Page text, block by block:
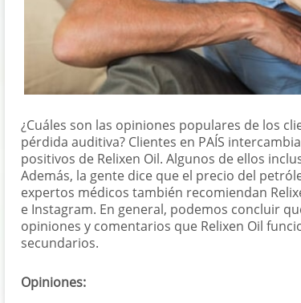
¿Cuáles son las opiniones populares de los
pérdida auditiva? Clientes en PAÍS
positivos de Relixen Oil. Algunos de ellos
Además, la gente dice que el precio del
expertos médicos también recomiendan
e Instagram. En general, podemos concluir
opiniones y comentarios que Relixen Oil
secundarios.
Opiniones: